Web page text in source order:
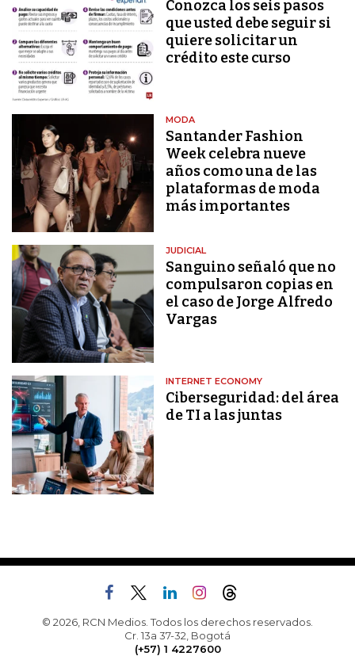
Conozca los seis pasos
que usted debe seguir si
quiere solicitar un
crédito este curso
MODA
Santander Fashion
Week celebra nueve
años como una de las
plataformas de moda
más importantes
JUDICIAL
Sanguino señaló que no
compulsaron copias en
el caso de Jorge Alfredo
Vargas
INTERNET ECONOMY
Ciberseguridad: del área
de TI a las juntas
© 2026, RCN Medios. Todos los derechos reservados.
Cr. 13a 37-32, Bogotá
(+57) 1 4227600